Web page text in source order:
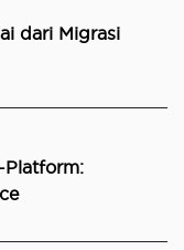
dari Migrasi